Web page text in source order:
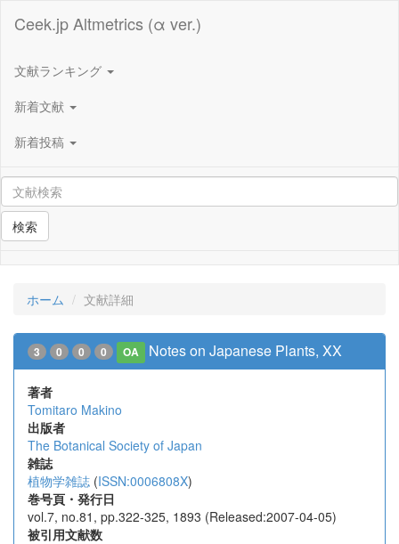
Ceek.jp Altmetrics (α ver.)
文献ランキング
新着文献
新着投稿
検索
ホーム 文献詳細
3 0 0 0 OA Notes on Japanese Plants, XX
著者
Tomitaro Makino
出版者
The Botanical Society of Japan
雑誌
植物学雑誌 (ISSN:0006808X)
巻号頁・発行日
vol.7, no.81, pp.322-325, 1893 (Released:2007-04-05)
被引用文献数